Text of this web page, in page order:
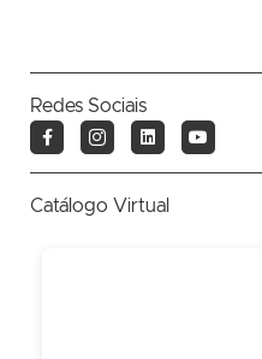
Redes Sociais
Catálogo Virtual